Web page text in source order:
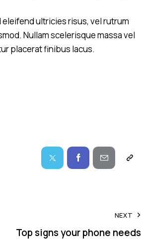
ultricies risus, vel rutrum
Nullam scelerisque massa vel
placerat finibus lacus.
NEXT
Top signs your phone needs